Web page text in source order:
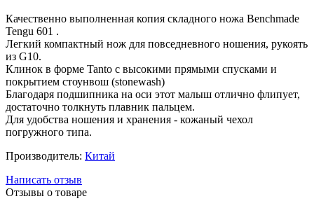
Качественно выполненная копия складного ножа Benchmade
Tengu 601 .
Легкий компактный нож для повседневного ношения, рукоять
из G10.
Клинок в форме Tanto с высокими прямыми спусками и
покрытием стоунвош (stonewash)
Благодаря подшипника на оси этот малыш отлично флипует,
достаточно толкнуть плавник пальцем.
Для удобства ношения и хранения - кожаный чехол
погружного типа.
Производитель: Китай
Написать отзыв
Отзывы о товаре